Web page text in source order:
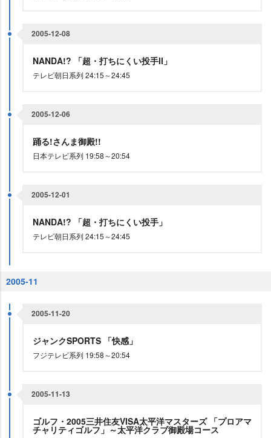
2005-12-08
NANDA!? 「超・打ちにくい投手Ⅱ」
テレビ朝日系列 24:15～24:45
2005-12-06
踊る!さんま御殿!!
日本テレビ系列 19:58～20:54
2005-12-01
NANDA!? 「超・打ちにくい投手」
テレビ朝日系列 24:15～24:45
2005-11
2005-11-20
ジャンクSPORTS 「快感」
フジテレビ系列 19:58～20:54
2005-11-13
ゴルフ・2005三井住友VISA太平洋マスターズ 「プロアマ
チャリティゴルフ」～太平洋クラブ御殿場コース